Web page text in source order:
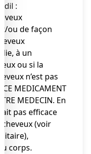
:
ou de façon
à un
ou si la
n’est pas
CE MEDICAMENT
MEDECIN. En
pas efficace
cheveux (voir
corps.